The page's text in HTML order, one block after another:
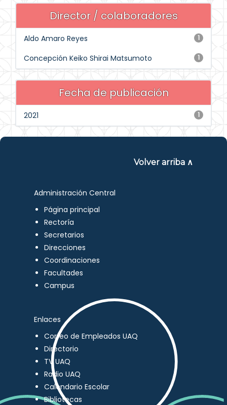
Director / colaboradores
1
Aldo Amaro Reyes
1
Concepción Keiko Shirai Matsumoto
Fecha de publicación
1
2021
Volver arriba ∧
Administración Central
Página principal
Rectoría
Secretarios
Direcciones
Coordinaciones
Facultades
Campus
Enlaces
Correo de Empleados UAQ
Directorio
TV UAQ
Radio UAQ
Calendario Escolar
Bibliotecas